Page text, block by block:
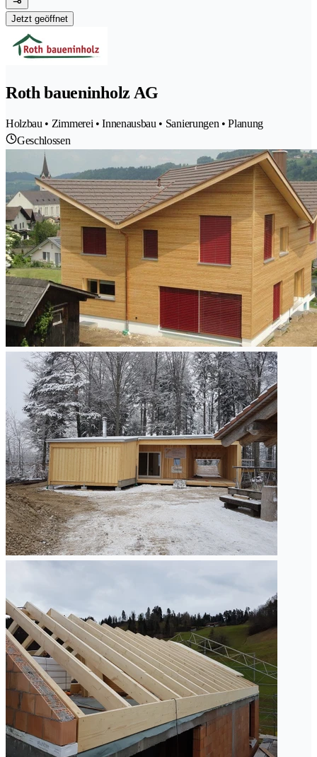
Jetzt geöffnet
Roth baueninholz AG
Holzbau • Zimmerei • Innenausbau • Sanierungen • Planung
Geschlossen